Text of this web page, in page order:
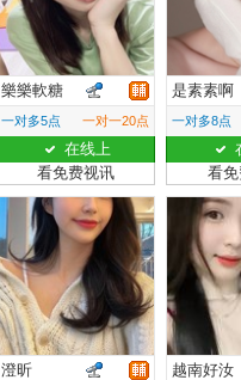
樂樂軟糖
一对多5点 一对一20点
在线上
看免费视讯
是素素啊
一对多8点
看
澄昕 越南好汝